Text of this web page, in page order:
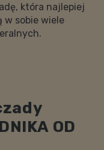
która najlepiej
w sobie wiele
OD